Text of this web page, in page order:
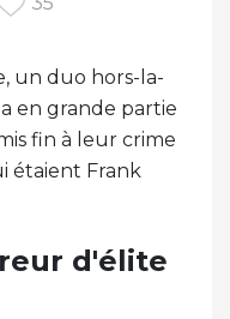
un duo hors-la-
a en grande partie
fin à leur crime
étaient Frank
d'élite